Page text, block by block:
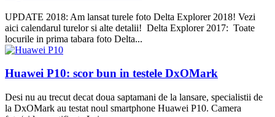
UPDATE 2018: Am lansat turele foto Delta Explorer 2018! Vezi
aici calendarul turelor si alte detalii! Delta Explorer 2017: Toate
locurile in prima tabara foto Delta...
Huawei P10: scor bun in testele DxOMark
Desi nu au trecut decat doua saptamani de la lansare, specialistii de
la DxOMark au testat noul smartphone Huawei P10. Camera